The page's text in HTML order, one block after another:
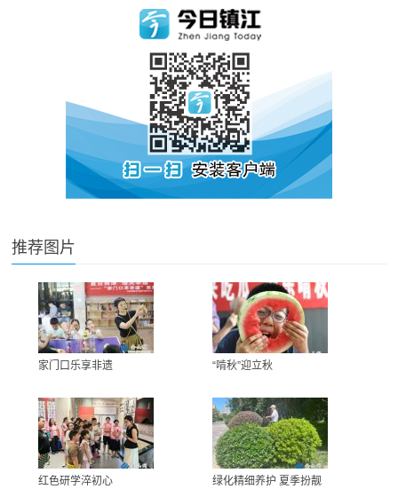
推荐图片
家门口乐享非遗 “啃秋”迎立秋
红色研学淬初心
绿化精细养护 夏季扮靓